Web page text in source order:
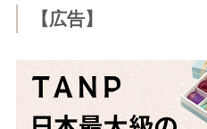
【広告】